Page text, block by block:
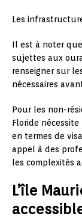
Les
Il est à noter
sujettes aux
renseigner sur
nécessaires
Pour les non-
Floride
en termes de
appel à des
les complexités
L’île